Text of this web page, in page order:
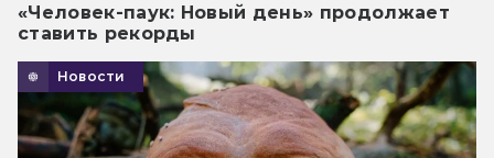
«Человек-паук: Новый день» продолжает
ставить рекорды
Новости